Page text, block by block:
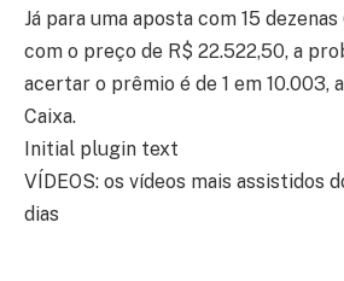
Já para uma aposta com 15
com o preço de R$ 22.522,50, a
acertar o prêmio é de 1 em 10.003,
Caixa.
Initial plugin text
VÍDEOS: os vídeos mais assistidos
dias